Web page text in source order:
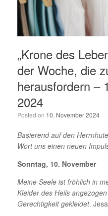
„Krone des
der Woche, die
herausfordern –
2024
Posted on 10. November 2024
Basierend auf den
Wort uns einen neuen
Sonntag, 10. November
Meine Seele ist fröhlich in
Kleider des Heils
Gerechtigkeit gekleidet.